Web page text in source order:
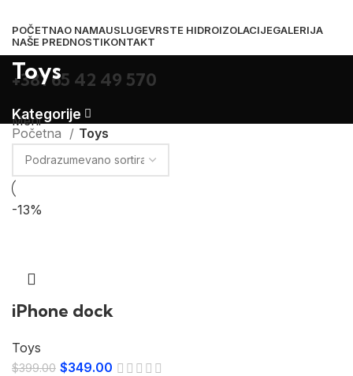
POČETNAO NAMAUSLUGEVRSTE HIDROIZOLACIJEGALERIJA
NAŠE PREDNOSTIKONTAKT
+381 65 42 49 570
Meni
Toys
Kategorije
Početna Toys
-13%
iPhone dock
Toys
$399.00 Originalna
$349.00 Trenutna